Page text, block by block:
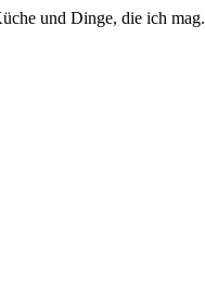
und Dinge, die ich mag.